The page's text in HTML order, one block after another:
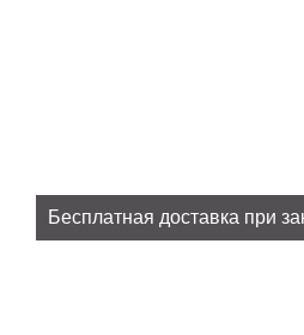
Бесплатная доставка при